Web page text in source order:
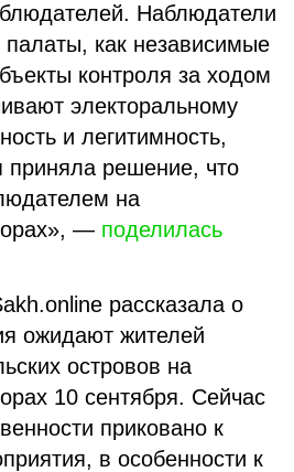
Наблюдатели
как независимые
контроля за ходом
электоральному
и легитимность,
приняла решение, что
на
— поделилась
рассказала о
ожидают жителей
островов на
10 сентября. Сейчас
приковано к
в особенности к